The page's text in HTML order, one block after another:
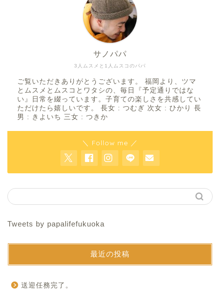
3人ムスメと1人ムスコのパパ
サノパパ
ご覧いただきありがとうございます。 福岡より、ツマ
とムスメとムスコとワタシの、毎日『予定通りではな
い』日常を綴っています。子育ての楽しさを共感してい
ただけたら嬉しいです。 長女 : つむぎ 次女 : ひかり 長
男 : きよいち 三女 : つきか
＼ Follow me ／
Tweets by papalifefukuoka
最近の投稿
送迎任務完了。